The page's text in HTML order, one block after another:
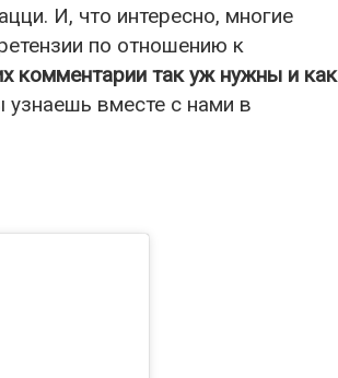
И, что интересно, многие
по отношению к
комментарии так уж нужны и как
узнаешь вместе с нами в